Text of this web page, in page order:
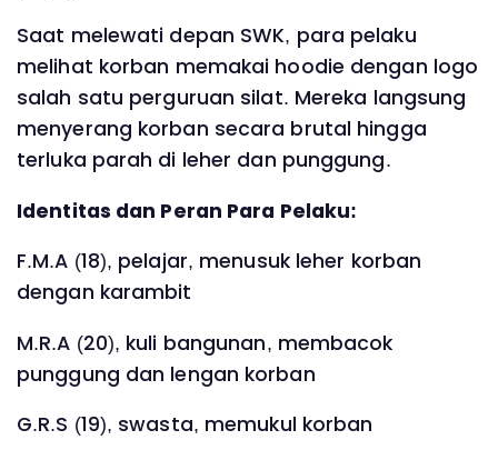
Saat melewati depan SWK, para pelaku
melihat korban memakai hoodie dengan logo
salah satu perguruan silat. Mereka langsung
menyerang korban secara brutal hingga
terluka parah di leher dan punggung.
Identitas dan Peran Para Pelaku:
F.M.A (18), pelajar, menusuk leher korban
dengan karambit
M.R.A (20), kuli bangunan, membacok
punggung dan lengan korban
G.R.S (19), swasta, memukul korban